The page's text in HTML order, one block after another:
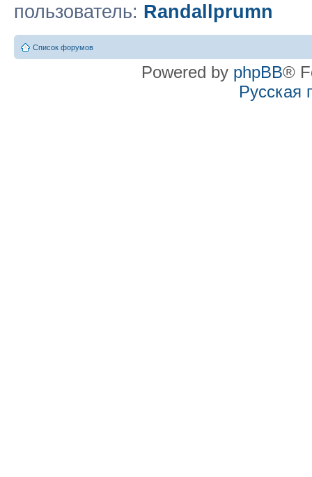
пользователь: Randallprumn
Список форумов
Powered by phpBB®
Русская